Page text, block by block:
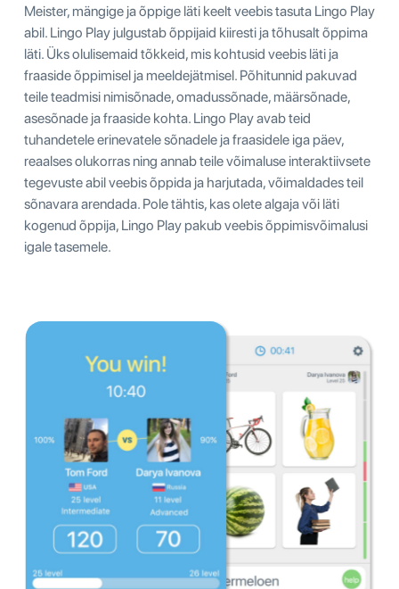
Meister, mängige ja õppige läti keelt veebis tasuta Lingo Play
abil. Lingo Play julgustab õppijaid kiiresti ja tõhusalt õppima
läti. Üks olulisemaid tõkkeid, mis kohtusid veebis läti ja
fraaside õppimisel ja meeldejätmisel. Põhitunnid pakuvad
teile teadmisi nimisõnade, omadussõnade, määrsõnade,
asesõnade ja fraaside kohta. Lingo Play avab teid
tuhandetele erinevatele sõnadele ja fraasidele iga päev,
reaalses olukorras ning annab teile võimaluse interaktiivsete
tegevuste abil veebis õppida ja harjutada, võimaldades teil
sõnavara arendada. Pole tähtis, kas olete algaja või läti
kogenud õppija, Lingo Play pakub veebis õppimisvõimalusi
igale tasemele.